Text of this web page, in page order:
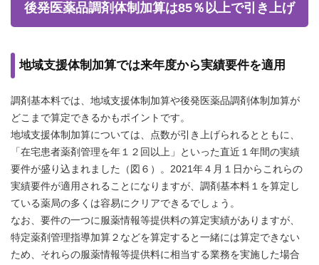
後発医薬品調剤体制加算は85％以上で引き上げ
地域支援体制加算では来年度から実績要件を適用
調剤基本料では、地域支援体制加算や後発医薬品調剤体制加算が
どこまで算定できるかもポイントです。
地域支援体制加算については、点数が引き上げられるとともに、
「在宅患者薬剤管理を年１２回以上」といった直近１年間の実績
要件が盛り込まれました（図６）。2021年４月１日からこれらの
実績要件が適用されることになりますが、調剤基本料１を算定し
ている薬局の多くは容易にクリアできるでしょう。
なお、要件の一つに服薬情報等提供料の算定実績がありますが、
特定薬剤管理指導加算２などを算定すると一緒には算定できない
ため、それらの服薬情報等提供料に相当する業務を実施した場合